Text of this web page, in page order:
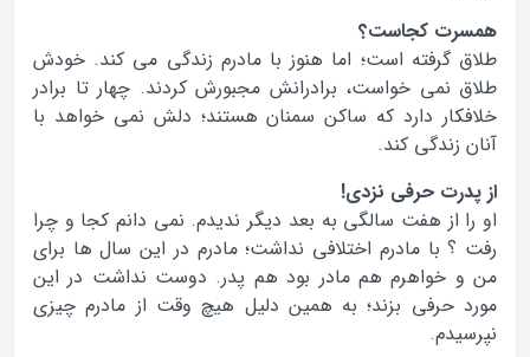
همسرت کجاست؟
طلاق گرفته است؛ اما هنوز با مادرم زندگی می کند. خودش
طلاق نمی خواست، برادرانش مجبورش کردند. چهار تا برادر
خلافکار دارد که ساکن سمنان هستند؛ دلش نمی خواهد با
آنان زندگی کند.
از پدرت حرفی نزدی!
او را از هفت سالگی به بعد دیگر ندیدم. نمی دانم کجا و چرا
رفت ؟ با مادرم اختلافی نداشت؛ مادرم در این سال ها برای
من و خواهرم هم مادر بود هم پدر. دوست نداشت در این
مورد حرفی بزند؛ به همین دلیل هیچ وقت از مادرم چیزی
نپرسیدم.